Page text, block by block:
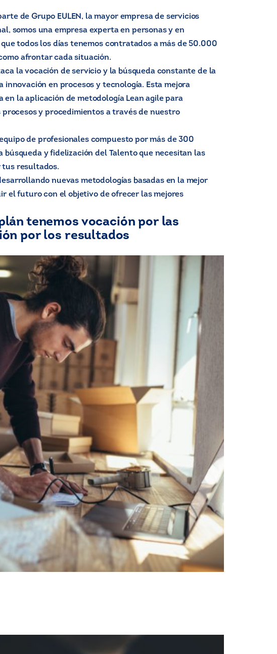
de Grupo EULEN, la mayor empresa de servicios
somos una empresa experta en personas y en
todos los días tenemos contratados a más de 50.000
afrontar cada situación.
la vocación de servicio y la búsqueda constante de la
innovación en procesos y tecnología. Esta mejora
la aplicación de metodología Lean agile para
y procedimientos a través de nuestro
de profesionales compuesto por más de 300
búsqueda y fidelización del Talento que necesitan las
tus resultados.
nuevas metodologías basadas en la mejor
el futuro con el objetivo de ofrecer las mejores
tenemos vocación por las
por los resultados